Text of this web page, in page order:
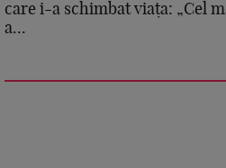
care i-a schimbat viața: „Cel
a...